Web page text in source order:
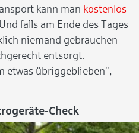
kann man kostenlos
falls am Ende des Tages
niemand gebrauchen
entsorgt.
etwas übriggeblieben“,
Check